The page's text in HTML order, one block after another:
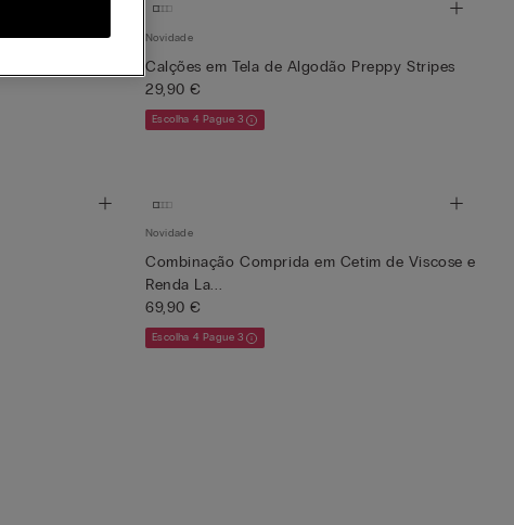
Novidade
Calções em Tela de Algodão Preppy Stripes
29,90 €
Escolha 4 Pague 3
Novidade
Combinação Comprida em Cetim de Viscose e
Renda La...
69,90 €
Escolha 4 Pague 3